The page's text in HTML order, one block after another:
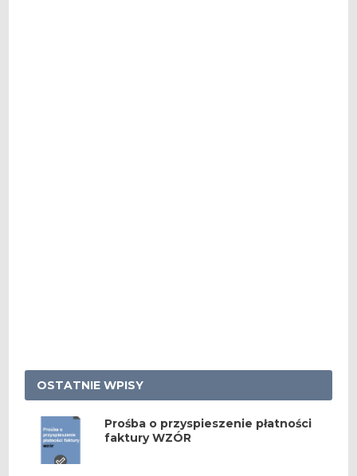
OSTATNIE WPISY
Prośba o przyspieszenie płatności
faktury WZÓR